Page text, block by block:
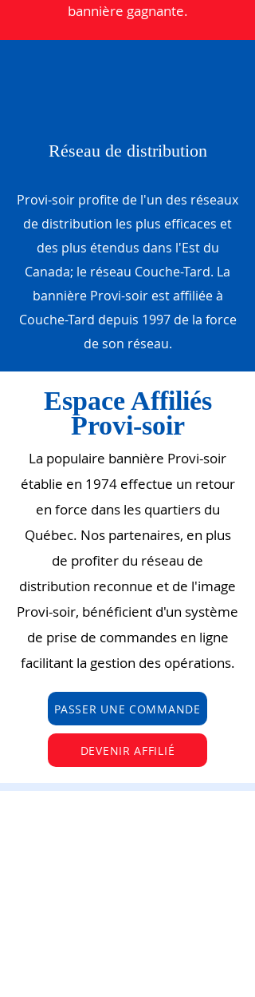
bannière gagnante.
Réseau de distribution
Provi-soir profite de l'un des réseaux
de distribution les plus efficaces et
des plus étendus dans l'Est du
Canada; le réseau Couche-Tard. La
bannière Provi-soir est affiliée à
Couche-Tard depuis 1997 de la force
de son réseau.
Espace Affiliés
Provi-soir
La populaire bannière Provi-soir
établie en 1974 effectue un retour
en force dans les quartiers du
Québec. Nos partenaires, en plus
de profiter du réseau de
distribution reconnue et de l'image
Provi-soir, bénéficient d'un système
de prise de commandes en ligne
facilitant la gestion des opérations.
PASSER UNE COMMANDE
DEVENIR AFFILIÉ